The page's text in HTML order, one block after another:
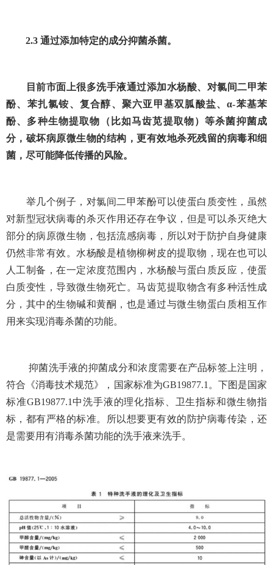
2.3 通过添加特定的成分抑菌杀菌。
目前市面上很多洗手液通过添加水杨酸、对氯间二甲苯
酚、苯扎氯铵、复合醇、聚六亚甲基双胍酸盐、α-苯基苯
酚、多种生物提取物（比如马齿苋提取物）等杀菌抑菌成
分，破坏病原微生物的结构，更有效地杀死残留的病毒和细
菌，尽可能降低传播的风险。
举几个例子，对氯间二甲苯酚可以使蛋白质变性，虽然
对新型冠状病毒的杀灭作用还存在争议，但是可以杀灭绝大
部分的病原微生物，包括流感病毒，所以对于防护自身健康
仍然非常有效。水杨酸是植物柳树皮的提取物，现在也可以
人工制备，在一定浓度范围内，水杨酸与蛋白质反应，使蛋
白质变性，导致微生物死亡。马齿苋提取物含有多种活性成
分，其中的生物碱和黄酮，也是通过与微生物蛋白质相互作
用来实现消毒杀菌的功能。
抑菌洗手液的抑菌成分和浓度需要在产品标签上注明，
符合《消毒技术规范》，国家标准为GB19877.1 。下图是国家
标准GB19877.1 中洗手液的理化指标、卫生指标和微生物指
标，都有严格的标准。所以想要更有效的防护病毒传染，还
是需要用有消毒杀菌功能的洗手液来洗手。